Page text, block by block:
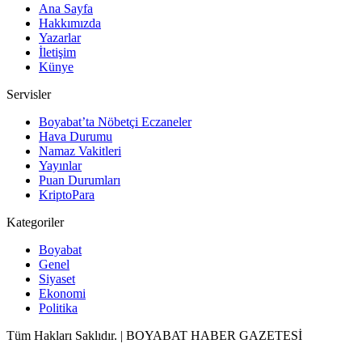
Ana Sayfa
Hakkımızda
Yazarlar
İletişim
Künye
Servisler
Boyabat’ta Nöbetçi Eczaneler
Hava Durumu
Namaz Vakitleri
Yayınlar
Puan Durumları
KriptoPara
Kategoriler
Boyabat
Genel
Siyaset
Ekonomi
Politika
Tüm Hakları Saklıdır. | BOYABAT HABER GAZETESİ